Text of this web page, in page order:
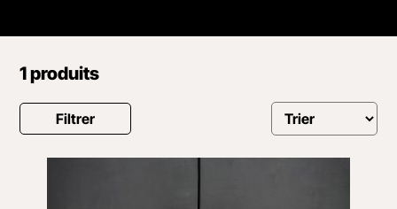
1 produits
Filtrer